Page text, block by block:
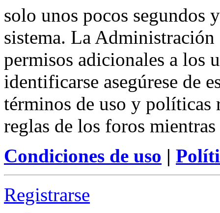
solo unos pocos segundos
sistema. La
permisos adicionales a los
identificarse asegúrese de
términos de uso y políticas
reglas de los foros
Condiciones de uso |
Registrarse